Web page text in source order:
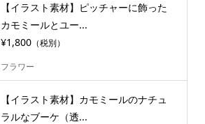
【イラスト素材】ピッチャーに飾った
カモミールとユー...
¥1,800（税別）
フラワー
【イラスト素材】カモミールのナチュ
ラルなブーケ（透...